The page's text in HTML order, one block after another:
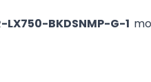
LX750-BKDSNMP-G-1